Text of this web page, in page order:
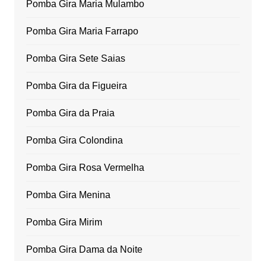
Pomba Gira Maria Mulambo
Pomba Gira Maria Farrapo
Pomba Gira Sete Saias
Pomba Gira da Figueira
Pomba Gira da Praia
Pomba Gira Colondina
Pomba Gira Rosa Vermelha
Pomba Gira Menina
Pomba Gira Mirim
Pomba Gira Dama da Noite